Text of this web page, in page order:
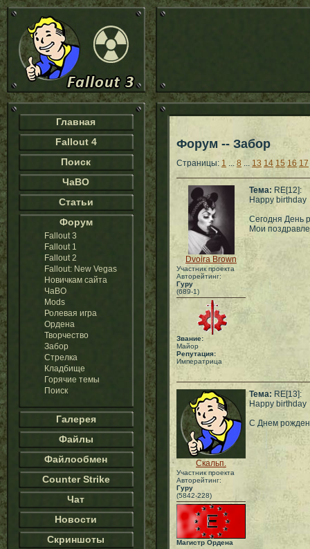
Главная
Fallout 4
Поиск
ЧаВО
Статьи
Форум
Fallout 3
Fallout 1
Fallout 2
Fallout: New Vegas
Новичкам сайта
ЧаВО
Mods
Ролевая игра
Ордена
Творчество
Забор
Стрелка
Кладбище
Горячие темы
Поиск
Галерея
Файлы
Файлообмен
Counter Strike
Чат
Новости
Скриншоты
Форум -- Забор
Страницы: 1 ... 8 ... 13 14 15 16 17
Dvoira Brown
Участник проекта
Авторейтинг:
Гуру
(689-1)
Звание:
Майор
Репутация:
Императрица
Тема: RE[12]:
Happy birthday
Сегодня День
Мои
Скальп.
Участник проекта
Авторейтинг:
Гуру
(5842-228)
Магистр Ордена
Тема: RE[13]:
Happy birthday
С Днем